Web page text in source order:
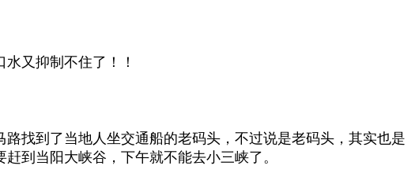
又抑制不住了！！
找到了当地人坐交通船的老码头，不过说是老码头，其实也是
到当阳大峡谷，下午就不能去小三峡了。